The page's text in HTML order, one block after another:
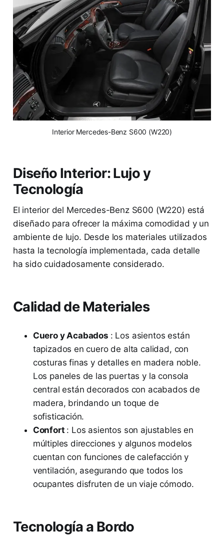
Interior Mercedes-Benz S600 (W220)
Diseño Interior: Lujo y
Tecnología
El interior del Mercedes-Benz S600 (W220) está
diseñado para ofrecer la máxima comodidad y un
ambiente de lujo. Desde los materiales utilizados
hasta la tecnología implementada, cada detalle
ha sido cuidadosamente considerado.
Calidad de Materiales
Cuero y Acabados : Los asientos están
tapizados en cuero de alta calidad, con
costuras finas y detalles en madera noble.
Los paneles de las puertas y la consola
central están decorados con acabados de
madera, brindando un toque de
sofisticación.
Confort : Los asientos son ajustables en
múltiples direcciones y algunos modelos
cuentan con funciones de calefacción y
ventilación, asegurando que todos los
ocupantes disfruten de un viaje cómodo.
Tecnología a Bordo